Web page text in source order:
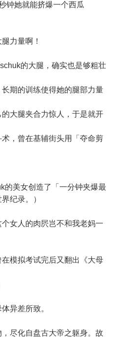
她就能挤爆一个西瓜
力量啊！
的大腿，确实也是够粗壮
期的训练使得她的腿部力量
大腿夹合力惊人，于是就开
，曾在基辅街头用「夺命剪
的美女创造了「一分钟夹爆最
纪录。）
女人的肉屄岂不和我老妈一
模拟考试完后又翻出《大母
异差所致。
尽化自盘古大帝之躯身。故